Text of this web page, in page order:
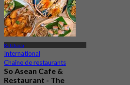
Ratchada
International
Chaîne de restaurants
So Asean Cafe &
Restaurant - The